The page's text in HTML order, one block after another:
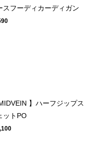
スフーディカーディガン
MIDVEIN 】ハーフジップス
ットPO